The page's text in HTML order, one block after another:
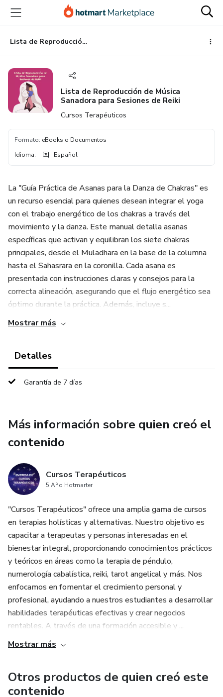
principal
página
de
página
Lista de Reproducción de Música Sanadora para Sesiones de Reiki
Lista de Reproducción de Música
Sanadora para Sesiones de Reiki
Cursos Terapéuticos
Formato: eBooks o Documentos
Idioma: Español
La "Guía Práctica de Asanas para la Danza de Chakras" es
un recurso esencial para quienes desean integrar el yoga
con el trabajo energético de los chakras a través del
movimiento y la danza. Este manual detalla asanas
específicas que activan y equilibran los siete chakras
principales, desde el Muladhara en la base de la columna
hasta el Sahasrara en la coronilla. Cada asana es
presentada con instrucciones claras y consejos para la
correcta alineación, asegurando que el flujo energético sea
óptimo durante la práctica. Además, incluye s...
Mostrar más
Detalles
Garantía de 7 días
Más información sobre quien creó el
contenido
Cursos Terapéuticos
5 Año Hotmarter
"Cursos Terapéuticos" ofrece una amplia gama de cursos
en terapias holísticas y alternativas. Nuestro objetivo es
capacitar a terapeutas y personas interesadas en el
bienestar integral, proporcionando conocimientos prácticos
y teóricos en áreas como la terapia de péndulo,
numerología cabalística, reiki, tarot angelical y más. Nos
enfocamos en fomentar el crecimiento personal y
profesional, ayudando a nuestros estudiantes a desarrollar
habilidades terapéuticas efectivas y crear negocios
rentables. A través de una formación accesible y ...
Mostrar más
Otros productos de quien creó este
contenido